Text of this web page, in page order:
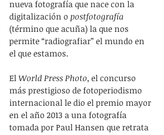
nueva fotografía que nace con la
digitalización o postfotografía
(término que acuña) la que nos
permite “radiografiar” el mundo en
el que estamos.
El World Press Photo, el concurso
más prestigioso de fotoperiodismo
internacional le dio el premio mayor
en el año 2013 a una fotografía
tomada por Paul Hansen que retrata